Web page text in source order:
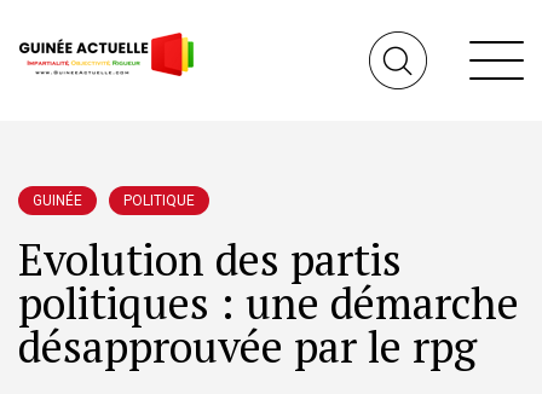
GUINÉE POLITIQUE
Evolution des partis
politiques : une démarche
désapprouvée par le rpg